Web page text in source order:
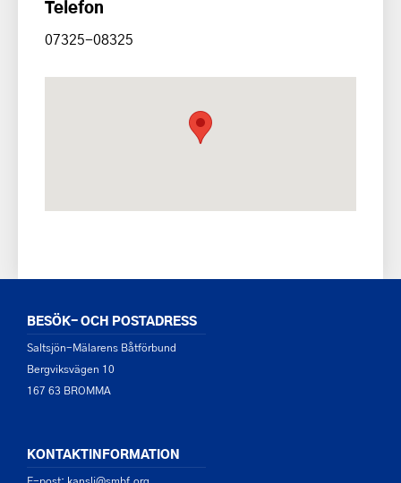
Telefon
07325-08325
BESÖK- OCH POSTADRESS
Saltsjön-Mälarens Båtförbund
Bergviksvägen 10
167 63 BROMMA
KONTAKTINFORMATION